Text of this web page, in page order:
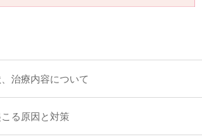
治療内容について
る原因と対策